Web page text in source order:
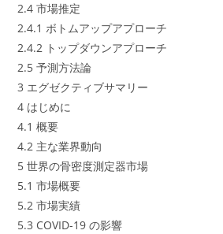
2.4 市場推定
2.4.1 ボトムアップアプローチ
2.4.2 トップダウンアプローチ
2.5 予測方法論
3 エグゼクティブサマリー
4 はじめに
4.1 概要
4.2 主な業界動向
5 世界の骨密度測定器市場
5.1 市場概要
5.2 市場実績
5.3 COVID-19 の影響